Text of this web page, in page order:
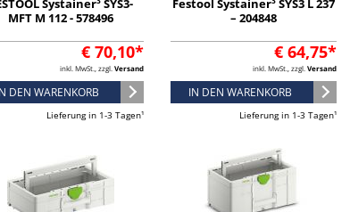
Systainer³ SYS3-
MFT M 112 - 578496
€ 70,10*
inkl. MwSt., zzgl. Versand
DEN WARENKORB
Lieferung in 1-3 Tagen¹
Festool Systainer³ SYS3 L 237
– 204848
€ 64,75*
inkl. MwSt., zzgl. Versand
IN DEN WARENKORB
Lieferung in 1-3 Tagen¹